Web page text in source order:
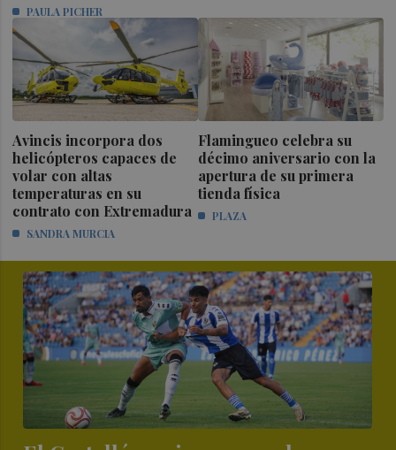
PAULA PICHER
Avincis incorpora dos
helicópteros capaces de
volar con altas
temperaturas en su
contrato con Extremadura
SANDRA MURCIA
Flamingueo celebra su
décimo aniversario con la
apertura de su primera
tienda física
PLAZA